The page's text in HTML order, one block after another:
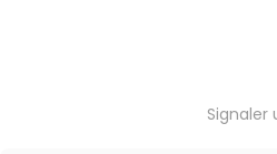
Signaler